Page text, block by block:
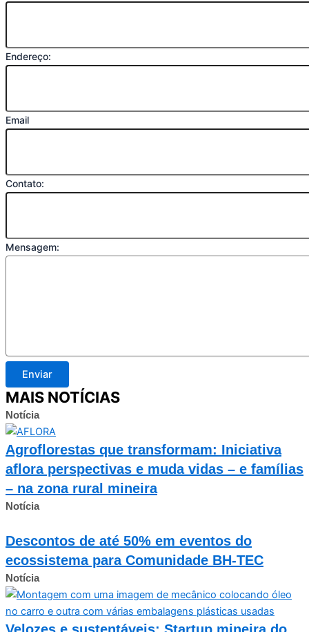
Endereço:
Email
Contato:
Mensagem:
Enviar
MAIS NOTÍCIAS
Notícia
Agroflorestas que transformam: Iniciativa
aflora perspectivas e muda vidas – e famílias
– na zona rural mineira
Notícia
Descontos de até 50% em eventos do
ecossistema para Comunidade BH-TEC
Notícia